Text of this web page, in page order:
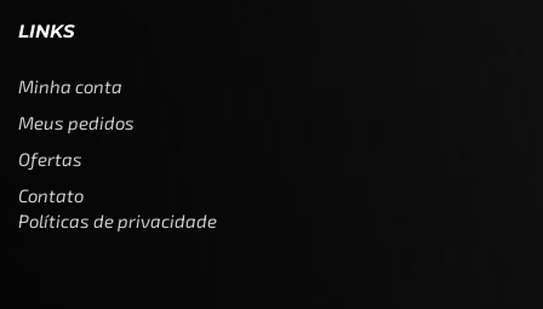
LINKS
Minha conta
Meus pedidos
Ofertas
Contato
Políticas de privacidade